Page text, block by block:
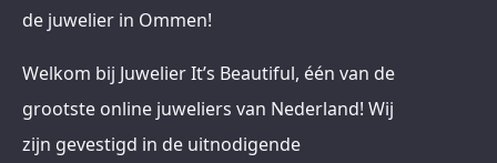
de juwelier in Ommen!
Welkom bij Juwelier It’s Beautiful, één van de
grootste online juweliers van Nederland! Wij
zijn gevestigd in de uitnodigende